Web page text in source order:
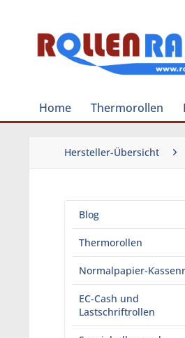
Home Thermorollen
Hersteller-Übersicht
Blog
Thermorollen
Normalpapier-
EC-Cash und
Lastschriftrollen